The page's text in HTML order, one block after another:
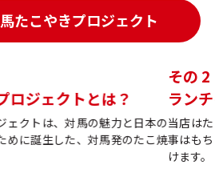
こやきプロジェ
馬たこやきプロジェク ト
ロジェクトとは？
ェクトは、対馬の魅力と日本の
めに誕生した、対馬発のたこ焼
その 2
ラン
当店は
事はも
けます。